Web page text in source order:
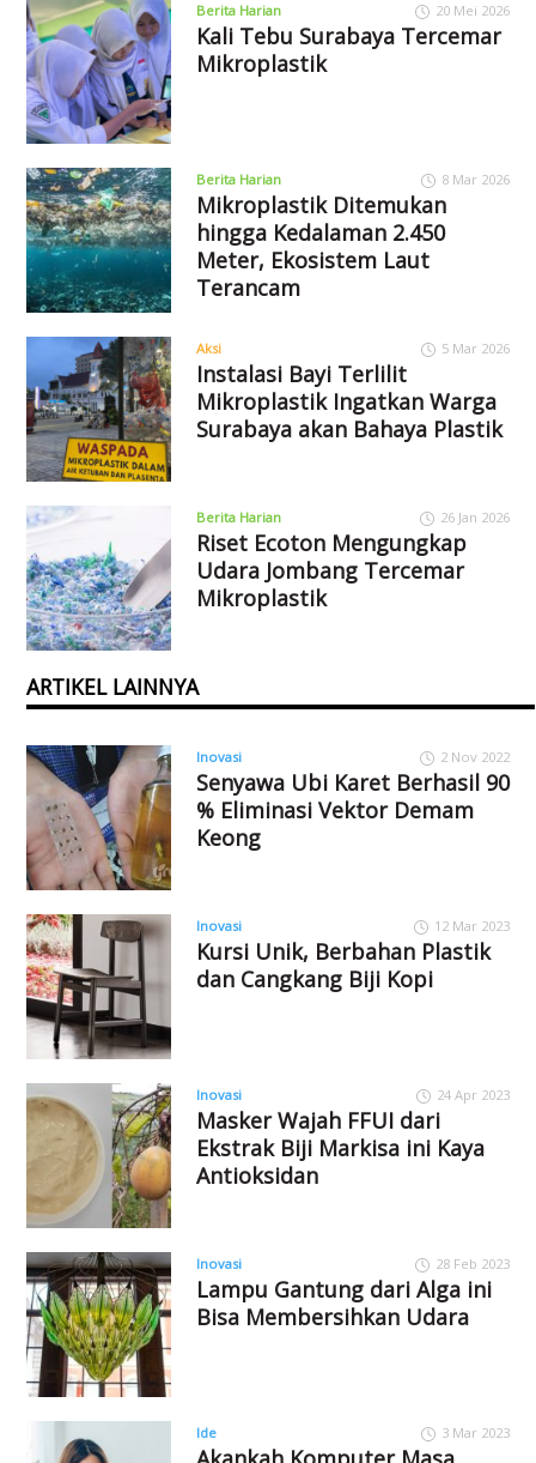
Berita Harian 20 Mei 2026
Kali Tebu Surabaya Tercemar
Mikroplastik
Berita Harian 8 Mar 2026
Mikroplastik Ditemukan
hingga Kedalaman 2.450
Meter, Ekosistem Laut
Terancam
Aksi 5 Mar 2026
Instalasi Bayi Terlilit
Mikroplastik Ingatkan Warga
Surabaya akan Bahaya Plastik
Berita Harian 26 Jan 2026
Riset Ecoton Mengungkap
Udara Jombang Tercemar
Mikroplastik
ARTIKEL LAINNYA
Inovasi 2 Nov 2022
Senyawa Ubi Karet Berhasil 90
% Eliminasi Vektor Demam
Keong
Inovasi 12 Mar 2023
Kursi Unik, Berbahan Plastik
dan Cangkang Biji Kopi
Inovasi 24 Apr 2023
Masker Wajah FFUI dari
Ekstrak Biji Markisa ini Kaya
Antioksidan
Inovasi 28 Feb 2023
Lampu Gantung dari Alga ini
Bisa Membersihkan Udara
Ide 3 Mar 2023